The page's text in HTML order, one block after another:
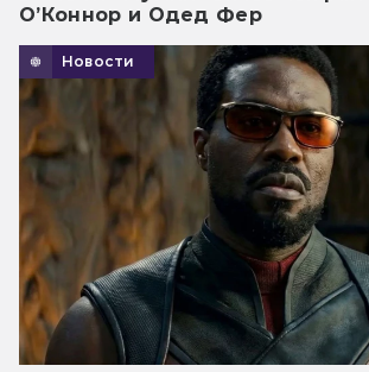
О’Коннор и Одед Фер
Новости